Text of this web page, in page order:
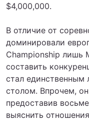
$4,000,000.
В отличие от
доминировали
Championship лишь
составить
стал единственным
столом. Впрочем,
предоставив
выяснить